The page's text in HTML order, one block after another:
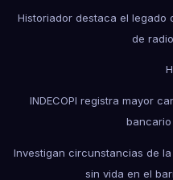
Historiador destaca el legado
de
INDECOPI registra mayor
Investigan circunstancias de
sin vida en el